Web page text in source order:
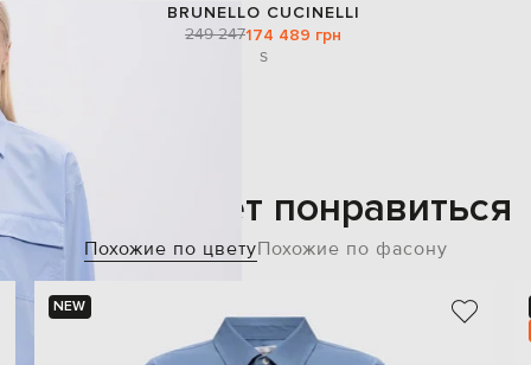
BRUNELLO CUCINELLI
249 247174 489 грн
S
Также может понравиться
Похожие по цветуПохожие по фасону
NEW